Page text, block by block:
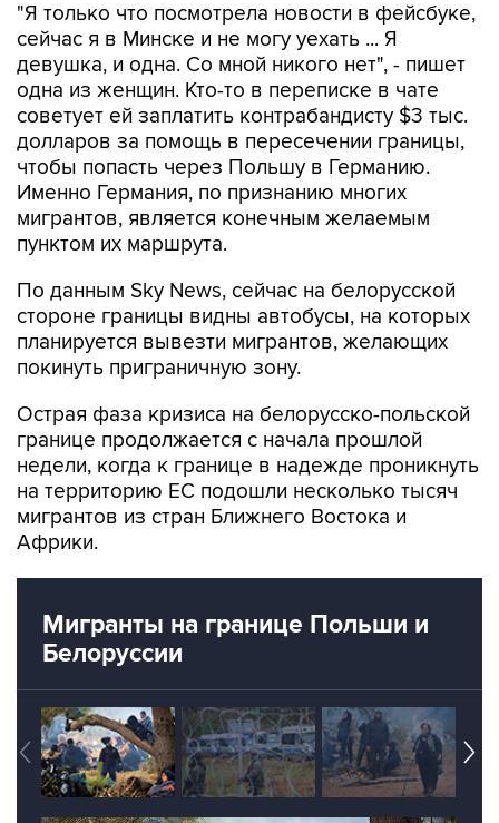
"Я только что посмотрела новости в фейсбуке,
сейчас я в Минске и не могу уехать ... Я
девушка, и одна. Со мной никого нет", - пишет
одна из женщин. Кто-то в переписке в чате
советует ей заплатить контрабандисту $3 тыс.
долларов за помощь в пересечении границы,
чтобы попасть через Польшу в Германию.
Именно Германия, по признанию многих
мигрантов, является конечным желаемым
пунктом их маршрута.
По данным Sky News, сейчас на белорусской
стороне границы видны автобусы, на которых
планируется вывезти мигрантов, желающих
покинуть приграничную зону.
Острая фаза кризиса на белорусско-польской
границе продолжается с начала прошлой
недели, когда к границе в надежде проникнуть
на территорию ЕС подошли несколько тысяч
мигрантов из стран Ближнего Востока и
Африки.
Мигранты на границе Польши и
Белоруссии